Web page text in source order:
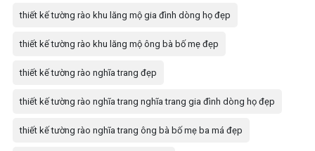
thiết kế tường rào khu lăng mộ gia đình dòng họ đẹp
thiết kế tường rào khu lăng mộ ông bà bố mẹ đẹp
thiết kế tường rào nghĩa trang đẹp
thiết kế tường rào nghĩa trang nghĩa trang gia đình dòng họ đẹp
thiết kế tường rào nghĩa trang ông bà bố mẹ ba má đẹp